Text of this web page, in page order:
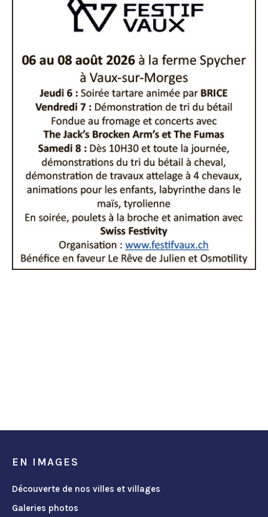
EN IMAGES
Découverte de nos villes et villages
Galeries photos